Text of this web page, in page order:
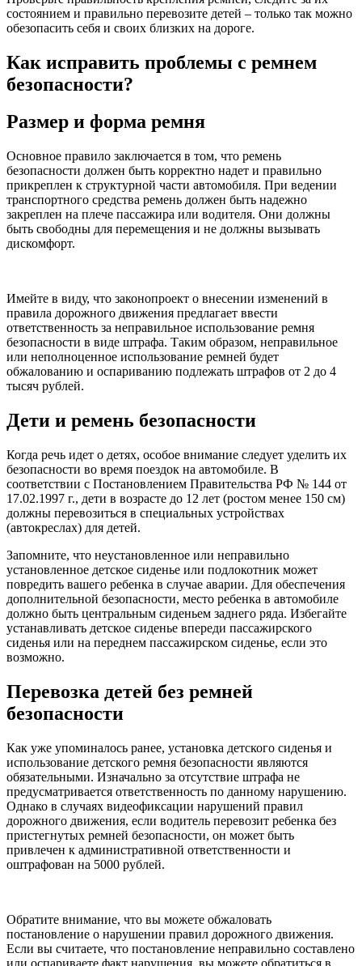
состоянием и правильно перевозите детей – только так можно
обезопасить себя и своих близких на дороге.
Как исправить проблемы с ремнем
безопасности?
Размер и форма ремня
Основное правило заключается в том, что ремень
безопасности должен быть корректно надет и правильно
прикреплен к структурной части автомобиля. При ведении
транспортного средства ремень должен быть надежно
закреплен на плече пассажира или водителя. Они должны
быть свободны для перемещения и не должны вызывать
дискомфорт.
Имейте в виду, что законопроект о внесении изменений в
правила дорожного движения предлагает ввести
ответственность за неправильное использование ремня
безопасности в виде штрафа. Таким образом, неправильное
или неполноценное использование ремней будет
обжалованию и оспариванию подлежать штрафов от 2 до 4
тысяч рублей.
Дети и ремень безопасности
Когда речь идет о детях, особое внимание следует уделить их
безопасности во время поездок на автомобиле. В
соответствии с Постановлением Правительства РФ № 144 от
17.02.1997 г., дети в возрасте до 12 лет (ростом менее 150 см)
должны перевозиться в специальных устройствах
(автокреслах) для детей.
Запомните, что неустановленное или неправильно
установленное детское сиденье или подлокотник может
повредить вашего ребенка в случае аварии. Для обеспечения
дополнительной безопасности, место ребенка в автомобиле
должно быть центральным сиденьем заднего ряда. Избегайте
устанавливать детское сиденье впереди пассажирского
сиденья или на переднем пассажирском сиденье, если это
возможно.
Перевозка детей без ремней
безопасности
Как уже упоминалось ранее, установка детского сиденья и
использование детского ремня безопасности являются
обязательными. Изначально за отсутствие штрафа не
предусматривается ответственность по данному нарушению.
Однако в случаях видеофиксации нарушений правил
дорожного движения, если водитель перевозит ребенка без
пристегнутых ремней безопасности, он может быть
привлечен к административной ответственности и
оштрафован на 5000 рублей.
Обратите внимание, что вы можете обжаловать
постановление о нарушении правил дорожного движения.
Если вы считаете, что постановление неправильно составлено
или оспариваете факт нарушения, вы можете обратиться в